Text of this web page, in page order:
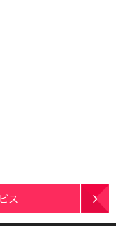
ス